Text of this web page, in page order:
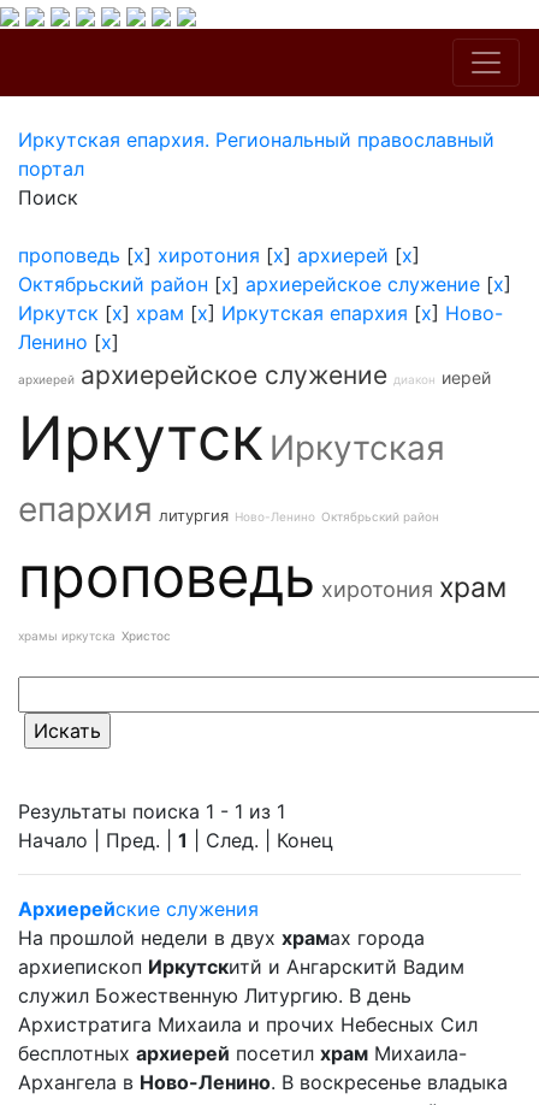
Иркутская епархия. Региональный православный
портал
Поиск
проповедь [x] хиротония [x] архиерей [x]
Октябрьский район [x] архиерейское служение [x]
Иркутск [x] храм [x] Иркутская епархия [x] Ново-
Ленино [x]
архиерей архиерейское служение диакон иерей
Иркутск Иркутская
епархия литургия Ново-Ленино Октябрьский район
проповедь хиротония храм
храмы иркутска Христос
Результаты поиска 1 - 1 из 1
Начало | Пред. | 1 | След. | Конец
Архиерейские служения
На прошлой недели в двух храмах города
архиепископ Иркутскитй и Ангарскитй Вадим
служил Божественную Литургию. В день
Архистратига Михаила и прочих Небесных Сил
бесплотных архиерей посетил храм Михаила-
Архангела в Ново-Ленино. В воскресенье владыка